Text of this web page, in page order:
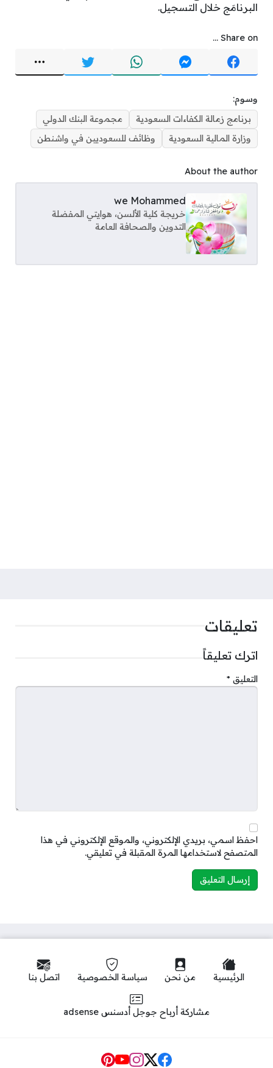
البرنامَج خلال التسجيل.
Share on ...
وسوم:
برنامج زمالة الكفاءات السعودية
مجموعة البنك الدولي
وزارة المالية السعودية
وظائف للسعوديين في واشنطن
About the author
we Mohammed
خريجة كلية الألسن، هوايتي المفضلة
التدوين والصحافة العامة
تعليقات
اترك تعليقاً
التعليق *
احفظ اسمي، بريدي الإلكتروني، والموقع الإلكتروني في هذا
المتصفح لاستخدامها المرة المقبلة في تعليقي.
الرئيسية من نحن سياسة الخصوصية اتصل بنا
مشاركة أرباح جوجل أدسنس adsense
Social Links